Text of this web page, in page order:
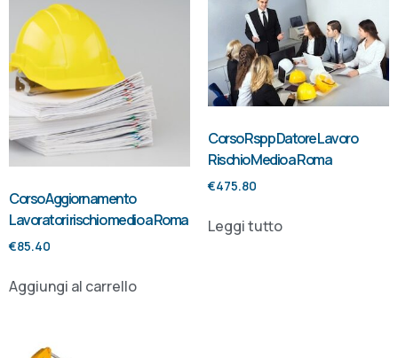
Corso Aggiornamento
Lavoratori rischio medio a Roma
€85.40
Aggiungi al carrello
Corso Rspp Datore Lavoro
Rischio Medio a Roma
€475.80
Leggi tutto